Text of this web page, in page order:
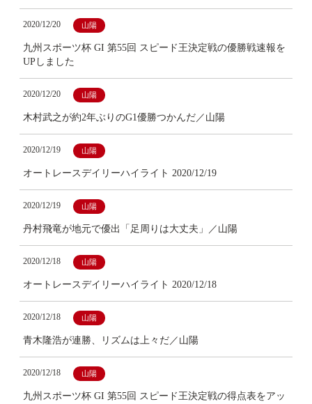
2020/12/20 山陽
九州スポーツ杯 GI 第55回 スピード王決定戦の優勝戦速報を
UPしました
2020/12/20 山陽
木村武之が約2年ぶりのG1優勝つかんだ／山陽
2020/12/19 山陽
オートレースデイリーハイライト 2020/12/19
2020/12/19 山陽
丹村飛竜が地元で優出「足周りは大丈夫」／山陽
2020/12/18 山陽
オートレースデイリーハイライト 2020/12/18
2020/12/18 山陽
青木隆浩が連勝、リズムは上々だ／山陽
2020/12/18 山陽
九州スポーツ杯 GI 第55回 スピード王決定戦の得点表をアッ